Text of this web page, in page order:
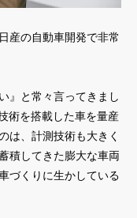
産の自動車開発で非常
』と常々言ってきまし
術を搭載した車を量産
は、計測技術も大きく
積してきた膨大な車両
づくりに生かしている